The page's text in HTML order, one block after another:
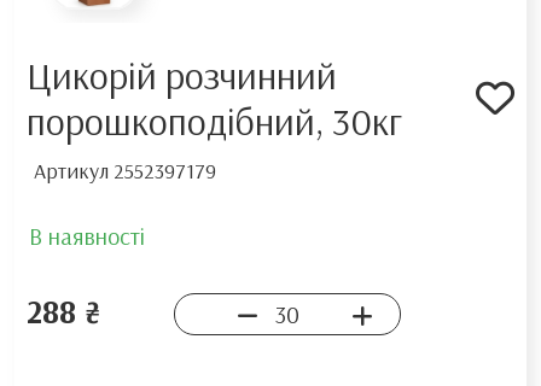
Цикорій розчинний
порошкоподібний, 30кг
Артикул 2552397179
В наявності
288 ₴